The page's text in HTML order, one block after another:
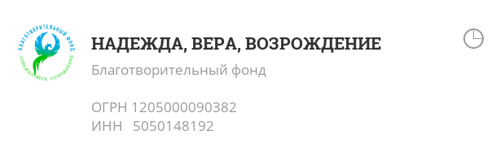
НАДЕЖДА, ВЕРА, ВОЗРОЖДЕНИЕ
Благотворительный фонд
ОГРН 1205000090382
ИНН 5050148192